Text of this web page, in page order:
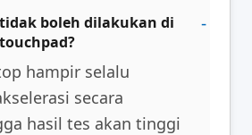
boleh dilakukan di
hampir selalu
secara
hasil tes akan tinggi